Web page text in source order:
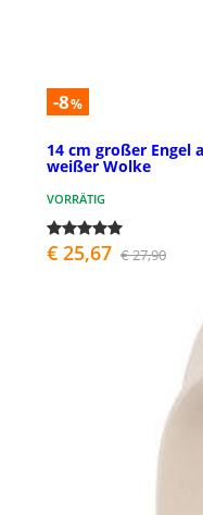
-8%
14 cm großer Engel
weißer Wolke
VORRÄTIG
€ 25,67 € 27,90